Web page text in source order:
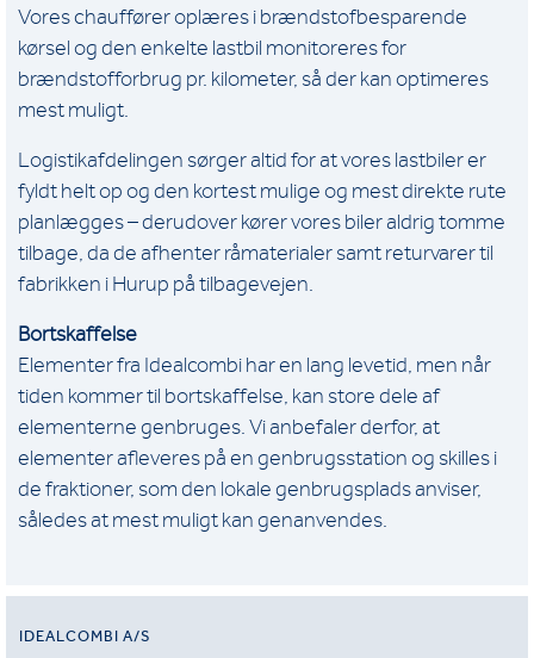
Vores chauffører oplæres i brændstofbesparende
kørsel og den enkelte lastbil monitoreres for
brændstofforbrug pr. kilometer, så der kan optimeres
mest muligt.
Logistikafdelingen sørger altid for at vores lastbiler er
fyldt helt op og den kortest mulige og mest direkte rute
planlægges – derudover kører vores biler aldrig tomme
tilbage, da de afhenter råmaterialer samt returvarer til
fabrikken i Hurup på tilbagevejen.
Bortskaffelse
Elementer fra Idealcombi har en lang levetid, men når
tiden kommer til bortskaffelse, kan store dele af
elementerne genbruges. Vi anbefaler derfor, at
elementer afleveres på en genbrugsstation og skilles i
de fraktioner, som den lokale genbrugsplads anviser,
således at mest muligt kan genanvendes.
IDEALCOMBI A/S